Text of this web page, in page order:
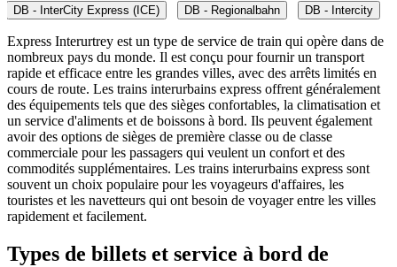
DB - InterCity Express (ICE) DB - Regionalbahn DB - Intercity
Express Interurtrey est un type de service de train qui opère dans de
nombreux pays du monde. Il est conçu pour fournir un transport
rapide et efficace entre les grandes villes, avec des arrêts limités en
cours de route. Les trains interurbains express offrent généralement
des équipements tels que des sièges confortables, la climatisation et
un service d'aliments et de boissons à bord. Ils peuvent également
avoir des options de sièges de première classe ou de classe
commerciale pour les passagers qui veulent un confort et des
commodités supplémentaires. Les trains interurbains express sont
souvent un choix populaire pour les voyageurs d'affaires, les
touristes et les navetteurs qui ont besoin de voyager entre les villes
rapidement et facilement.
Types de billets et service à bord de